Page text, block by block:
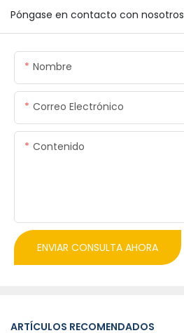
Póngase en contacto con nosotros
Nombre
Correo Electrónico
Contenido
ENVIAR CONSULTA AHORA
ARTÍCULOS RECOMENDADOS